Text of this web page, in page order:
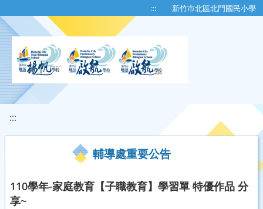
::: 新竹市北區北門國民小學
:::
輔導處重要公告
110學年-家庭教育【子職教育】學習單 特優作品 分
享~